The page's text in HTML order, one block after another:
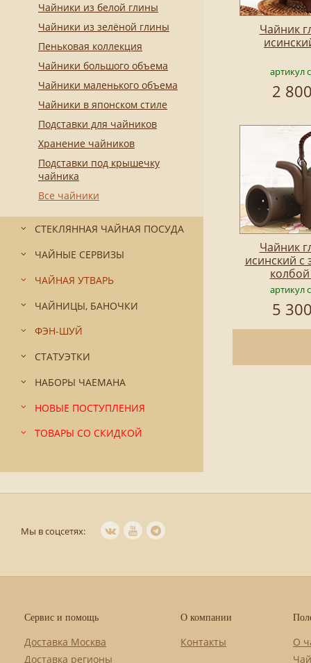
Чайники из белой глины
Чайники из зелёной глины
Пеньковая коллекция
Чайники большого объема
Чайники маленького объема
Чайники в японском стиле
Подставки для чайников
Хранение чайников
Подставки под крышечку
чайника
Все чайники
СТЕКЛЯННАЯ ЧАЙНАЯ ПОСУДА
ЧАЙНЫЕ СЕРВИЗЫ
ЧАЙНАЯ УТВАРЬ
ЧАЙНИЦЫ, БАНОЧКИ
ФЭН-ШУЙ
СТАТУЭТКИ
НАБОРЫ ЧАЕМАНА
НОВЫЕ ПОСТУПЛЕНИЯ
ТОВАРЫ СО СКИДКОЙ
Чайник
артикул
2
Чайник
исинский с
артикул
5
Мы в соцсетях:
Сервис и помощь
Доставка Москва
Доставка регионы
О компании
Контакты
О